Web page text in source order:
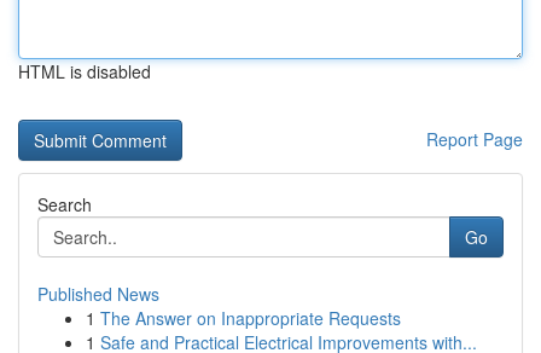
HTML is disabled
Report Page
Search
Go
Published News
1 The Answer on Inappropriate Requests
1 Safe and Practical Electrical Improvements with...